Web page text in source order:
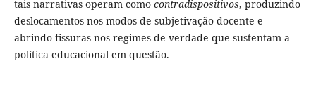
tais narrativas operam como contradispositivos, produzindo
deslocamentos nos modos de subjetivação docente e
abrindo fissuras nos regimes de verdade que sustentam a
política educacional em questão.